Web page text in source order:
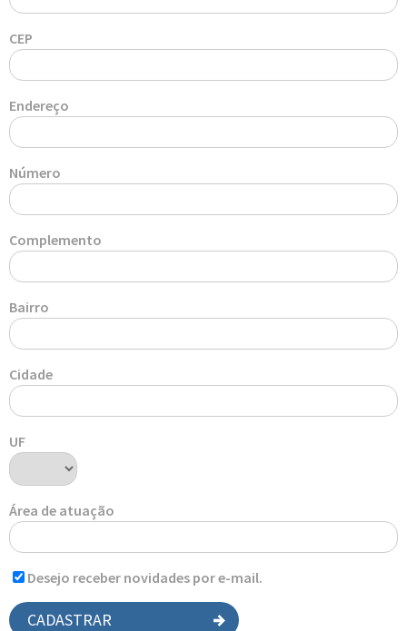
CEP
Endereço
Número
Complemento
Bairro
Cidade
UF
Área de atuação
Desejo receber novidades por e-mail.
CADASTRAR